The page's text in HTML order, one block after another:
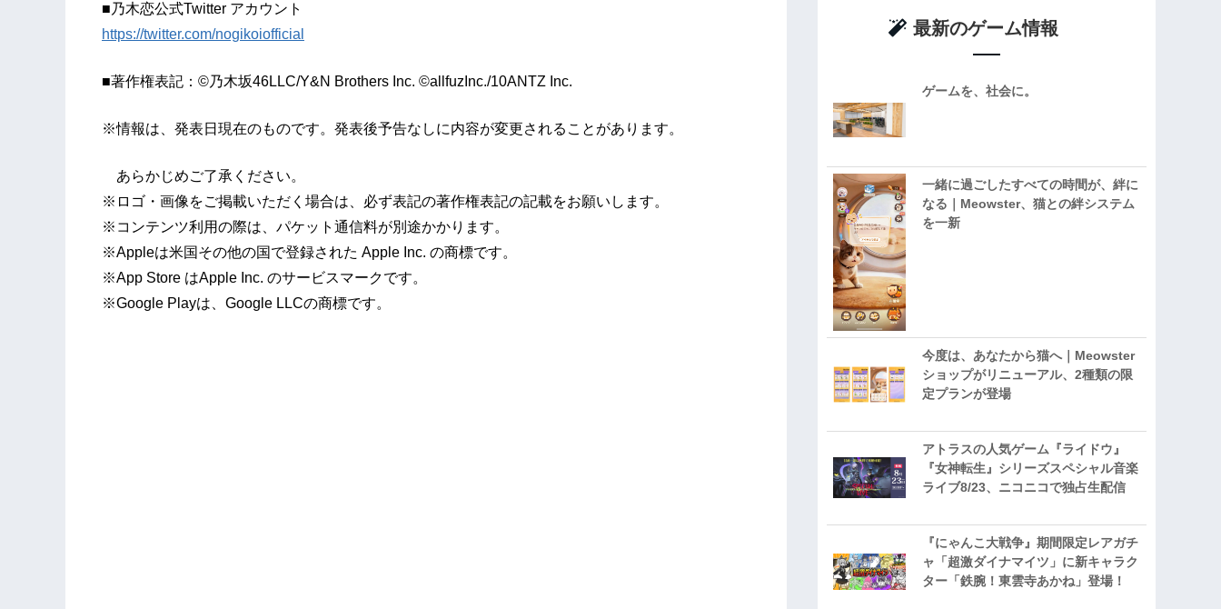
■乃木恋公式Twitter アカウント
https://twitter.com/nogikoiofficial
■著作権表記：©乃木坂46LLC/Y&N Brothers Inc. ©allfuzInc./10ANTZ Inc.
※情報は、発表日現在のものです。発表後予告なしに内容が変更されることがあります。
あらかじめご了承ください。
※ロゴ・画像をご掲載いただく場合は、必ず表記の著作権表記の記載をお願いします。
※コンテンツ利用の際は、パケット通信料が別途かかります。
※Appleは米国その他の国で登録された Apple Inc. の商標です。
※App Store はApple Inc. のサービスマークです。
※Google Playは、Google LLCの商標です。
最新のゲーム情報
ゲームを、社会に。
一緒に過ごしたすべての時間が、絆に
なる｜Meowster、猫との絆システム
を一新
今度は、あなたから猫へ｜Meowster
ショップがリニューアル、2種類の限
定プランが登場
アトラスの人気ゲーム『ライドウ』
『女神転生』シリーズスペシャル音楽
ライブ8/23、ニコニコで独占生配信
『にゃんこ大戦争』期間限定レアガチ
ャ「超激ダイナマイツ」に新キャラク
ター「鉄腕！東雲寺あかね」登場！